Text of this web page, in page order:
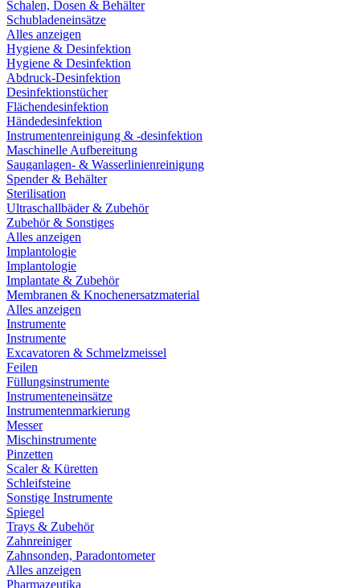
Schalen, Dosen & Behälter
Schubladeneinsätze
Alles anzeigen
Hygiene & Desinfektion
Hygiene & Desinfektion
Abdruck-Desinfektion
Desinfektionstücher
Flächendesinfektion
Händedesinfektion
Instrumentenreinigung & -desinfektion
Maschinelle Aufbereitung
Sauganlagen- & Wasserlinienreinigung
Spender & Behälter
Sterilisation
Ultraschallbäder & Zubehör
Zubehör & Sonstiges
Alles anzeigen
Implantologie
Implantologie
Implantate & Zubehör
Membranen & Knochenersatzmaterial
Alles anzeigen
Instrumente
Instrumente
Excavatoren & Schmelzmeissel
Feilen
Füllungsinstrumente
Instrumenteneinsätze
Instrumentenmarkierung
Messer
Mischinstrumente
Pinzetten
Scaler & Küretten
Schleifsteine
Sonstige Instrumente
Spiegel
Trays & Zubehör
Zahnreiniger
Zahnsonden, Paradontometer
Alles anzeigen
Pharmazeutika